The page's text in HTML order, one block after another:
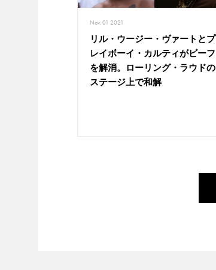
Nov. 01 2021
リル・ウージー・ヴァートとプ
レイボーイ・カルティがビーフ
を解消。ローリング・ラウドの
ステージ上で和解